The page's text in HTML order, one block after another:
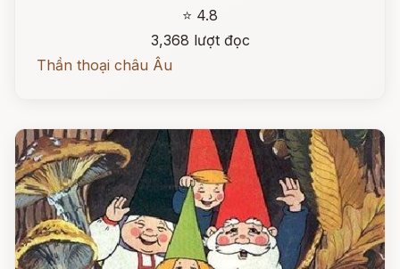
⭐ 4.8
3,368 lượt đọc
Thần thoại châu Âu